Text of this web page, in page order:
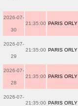
2026-07-
30
21:35:00 PARIS ORLY
2026-07-
29
21:35:00 PARIS ORLY
2026-07-
28
21:35:00 PARIS ORLY
2026-07-
21:35:00 PARIS ORLY